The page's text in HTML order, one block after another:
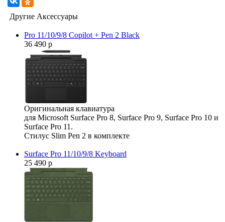
Другие Аксессуары
Pro 11/10/9/8 Copilot + Pen 2 Black
36 490 р
Оригинальная клавиатура
для Microsoft Surface Pro 8, Surface Pro 9, Surface Pro 10 и
Surface Pro 11.
Стилус Slim Pen 2 в комплекте
Surface Pro 11/10/9/8 Keyboard
25 490 р